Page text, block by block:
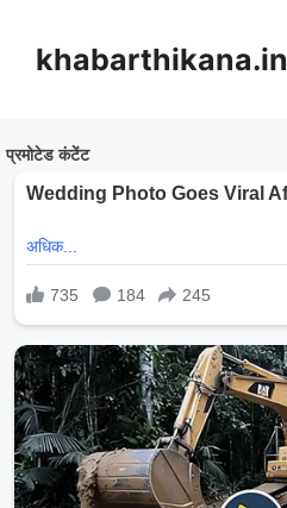
contentkhabarthikana.in